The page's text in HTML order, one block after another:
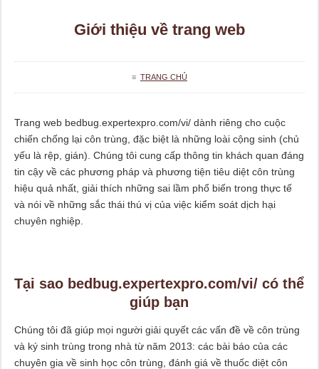
Giới thiệu về trang web
≡ TRANG CHỦ
Trang web bedbug.expertexpro.com/vi/ dành riêng cho cuộc
chiến chống lại côn trùng, đặc biệt là những loài cộng sinh (chủ
yếu là rệp, gián). Chúng tôi cung cấp thông tin khách quan đáng
tin cậy về các phương pháp và phương tiện tiêu diệt côn trùng
hiệu quả nhất, giải thích những sai lầm phổ biến trong thực tế
và nói về những sắc thái thú vị của việc kiểm soát dịch hại
chuyên nghiệp.
Tại sao bedbug.expertexpro.com/vi/ có thể
giúp bạn
Chúng tôi đã giúp mọi người giải quyết các vấn đề về côn trùng
và ký sinh trùng trong nhà từ năm 2013: các bài báo của các
chuyên gia về sinh học côn trùng, đánh giá về thuốc diệt côn